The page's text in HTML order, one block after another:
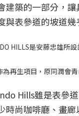
建築的一部分，
與表參道的坡道
HILLS是安藤忠雄所
為再生項目，原同潤會
Hills雖是表參
時尚咖啡廳、畫廊